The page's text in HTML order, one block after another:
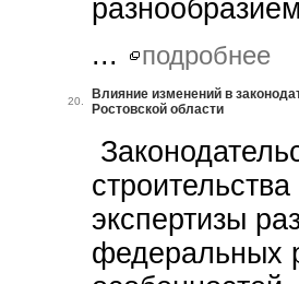
...
подробнее
20.
Влияние изменений в
Ростовской области
экспертизы
федеральных